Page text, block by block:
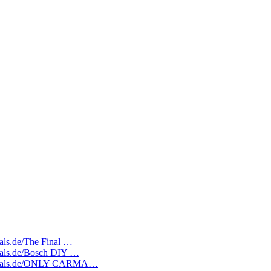
The Final …
Bosch DIY …
ONLY CARMA…